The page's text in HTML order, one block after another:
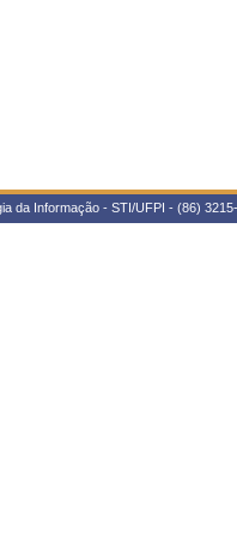
da Informação - STI/UFPI - (86)